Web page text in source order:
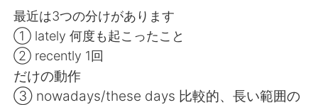
English 简体中文
繁體中文
العربية Français
最近は3つの分けがあります
① lately 何度も起こったこと
② recently 1回
だけの動作
③ nowadays/these days 比較的、長い範囲の